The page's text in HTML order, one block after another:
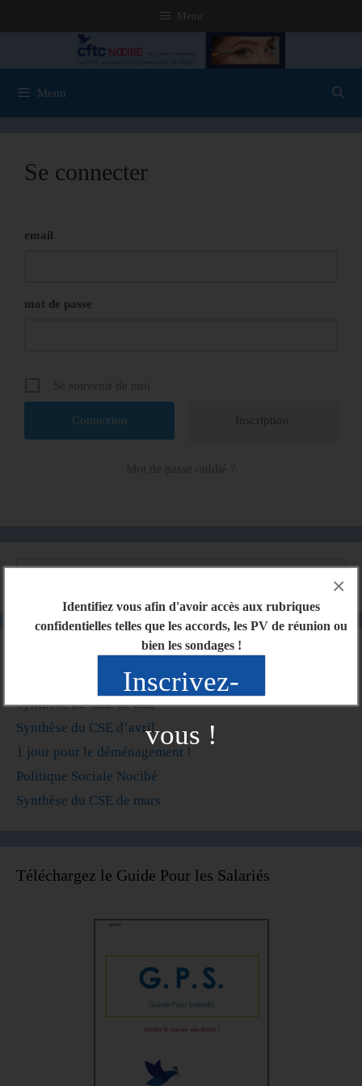
Identifiez vous afin d'avoir accès aux rubriques
confidentielles telles que les accords, les PV de réunion ou
bien les sondages !
Inscrivez-
vous !
×
Menu
Menu
Se connecter
email
mot de passe
Se souvenir de moi
Inscription
Mot de passe oublié ?
Articles récents
Synthèse du CSE de mai
Synthèse du CSE d’avril
1 jour pour le déménagement !
Politique Sociale Nocibé
Synthèse du CSE de mars
Téléchargez le Guide Pour les Salariés